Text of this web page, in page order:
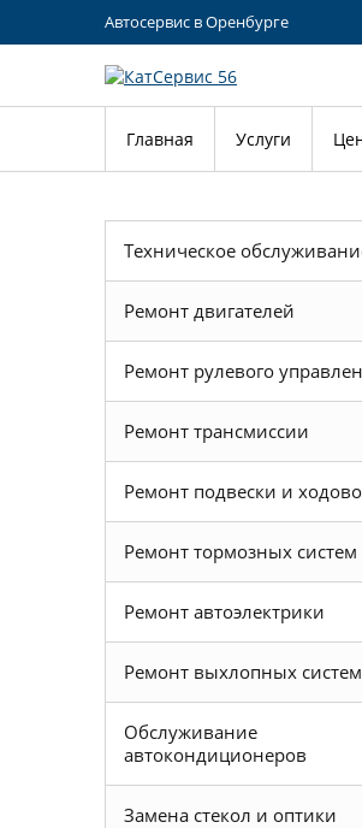
Автосервис в Оренбурге
Главная Услуги
Техническое
Ремонт двигателей
Ремонт рулевого
Ремонт трансмиссии
Ремонт подвески и
Ремонт тормозных систем
Ремонт автоэлектрики
Ремонт выхлопных систем
Обслуживание
автокондиционеров
Замена стекол и оптики